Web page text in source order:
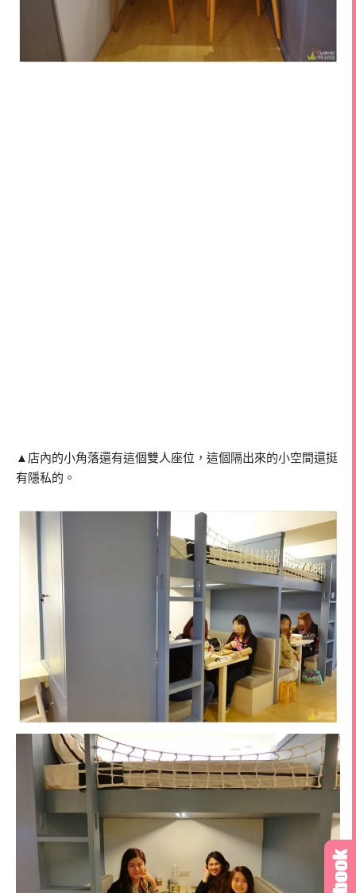
▲店內的小角落還有這個雙人座位，這個隔出來的小空間還挺
有隱私的。